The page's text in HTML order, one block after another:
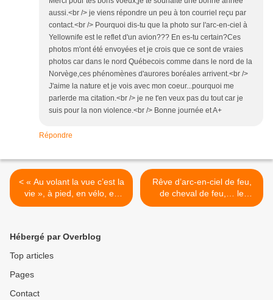
aussi.<br /> je viens répondre un peu à ton courriel reçu par
contact.<br /> Pourquoi dis-tu que la photo sur l'arc-en-ciel à
Yellownife est le reflet d'un avion??? En es-tu certain?Ces
photos m'ont été envoyées et je crois que ce sont de vraies
photos car dans le nord Québecois comme dans le nord de la
Norvège,ces phénomènes d'aurores boréales arrivent.<br />
J'aime la nature et je vois avec mon coeur...pourquoi me
parlerde ma citation.<br /> je ne t'en veux pas du tout car je
suis pour la non violence.<br /> Bonne journée et A+
Répondre
< « Au volant la vue c’est la
vie », à pied, en vélo, en
l’air,… aussi
Rêve d’arc-en-ciel de feu,
de cheval de feu,… le
dreamcatcher veille >
Hébergé par Overblog
Top articles
Pages
Contact